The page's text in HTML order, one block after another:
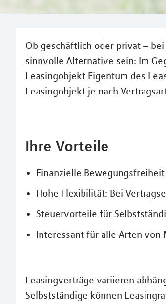
Ob geschäftlich oder privat –
sinnvolle Alternative sein: Im
Leasingobjekt Eigentum des
Leasingobjekt je nach
Ihre Vorteile
Finanzielle
Hohe Flexibilität: Bei
Steuervorteile für
Interessant für alle Arten von
Leasingverträge variieren
Selbstständige können